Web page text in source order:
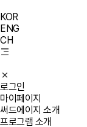
KOR
ENG
CH
로그인
마이페이지
써드에이지 소개
프로그램 소개